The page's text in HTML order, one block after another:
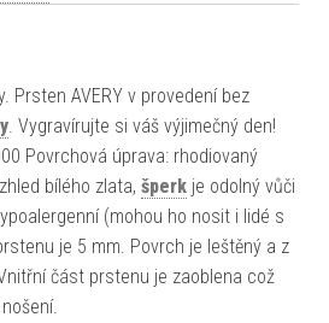
Prsten AVERY v provedení bez
. Vygravírujte si váš výjimečný den!
Povrchová úprava: rhodiovaný
bílého zlata, šperk je odolný vůči
(mohou ho nosit i lidé s
je 5 mm. Povrch je leštěný a z
část prstenu je zaoblena což